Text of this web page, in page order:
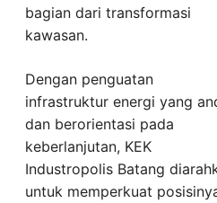
bagian dari transformasi
kawasan.
Dengan penguatan
infrastruktur energi yang
dan berorientasi pada
keberlanjutan, KEK
Industropolis Batang
untuk memperkuat